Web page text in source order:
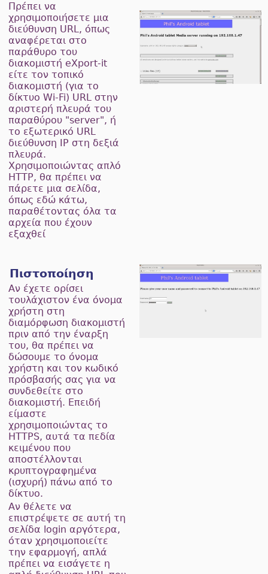
Πρέπει να
χρησιμοποιήσετε μια
διεύθυνση URL, όπως
αναφέρεται στο
παράθυρο του
διακομιστή eXport-it
είτε τον τοπικό
διακομιστή (για το
δίκτυο Wi-Fi) URL στην
αριστερή πλευρά του
παραθύρου "server", ή
το εξωτερικό URL
διεύθυνση IP στη δεξιά
πλευρά.
Χρησιμοποιώντας απλό
HTTP, θα πρέπει να
πάρετε μια σελίδα,
όπως εδώ κάτω,
παραθέτοντας όλα τα
αρχεία που έχουν
εξαχθεί
Πιστοποίηση
Αν έχετε ορίσει
τουλάχιστον ένα όνομα
χρήστη στη
διαμόρφωση διακομιστή
πριν από την έναρξη
του, θα πρέπει να
δώσουμε το όνομα
χρήστη και τον κωδικό
πρόσβασής σας για να
συνδεθείτε στο
διακομιστή. Επειδή
είμαστε
χρησιμοποιώντας το
HTTPS, αυτά τα πεδία
κειμένου που
αποστέλλονται
κρυπτογραφημένα
(ισχυρή) πάνω από το
δίκτυο.
Αν θέλετε να
επιστρέψετε σε αυτή τη
σελίδα login αργότερα,
όταν χρησιμοποιείτε
την εφαρμογή, απλά
πρέπει να εισάγετε η